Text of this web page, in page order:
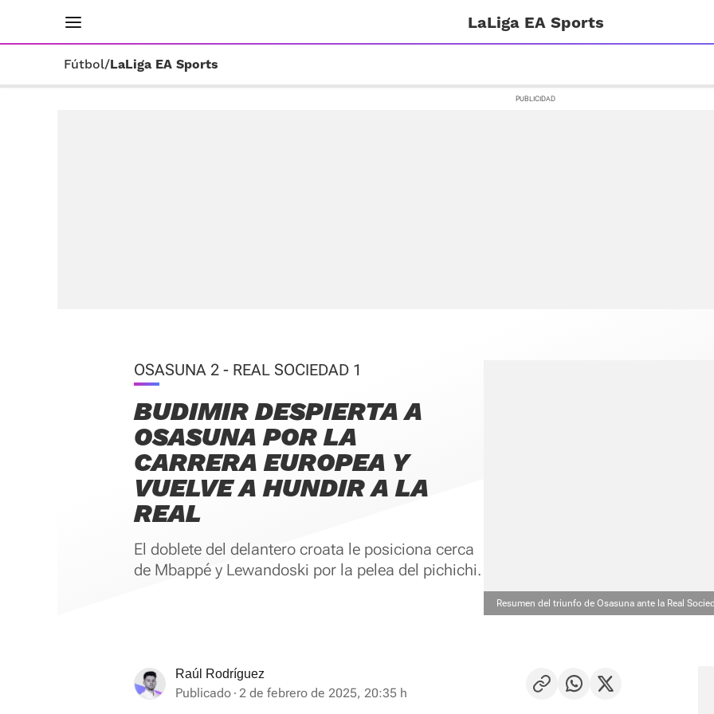
LaLiga EA Sports
Fútbol/LaLiga EA Sports
OSASUNA 2 - REAL SOCIEDAD 1
BUDIMIR DESPIERTA A
OSASUNA POR LA
CARRERA EUROPEA Y
VUELVE A HUNDIR A LA
REAL
El doblete del delantero croata le posiciona cerca
de Mbappé y Lewandoski por la pelea del pichichi.
Resumen del triunfo de Osasuna ante la Real
Raúl Rodríguez
Publicado 2 de febrero de 2025, 20:35 h